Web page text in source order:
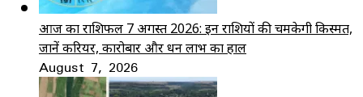
आज का राशिफल 7 अगस्त 2026: इन राशियों की चमकेगी किस्मत,
जानें करियर, कारोबार और धन लाभ का हाल
August 7, 2026